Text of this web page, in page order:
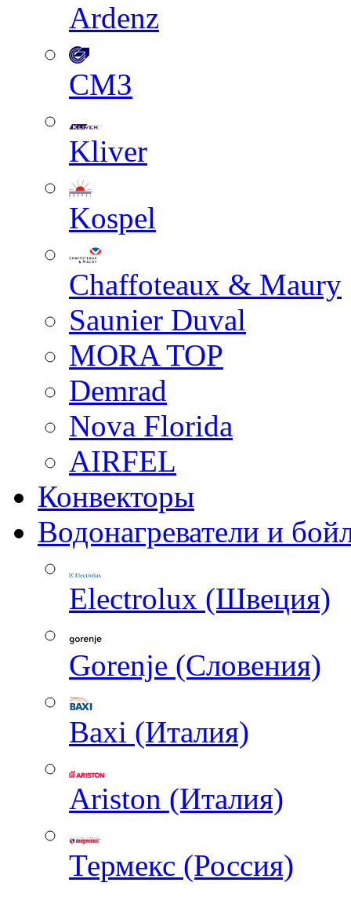
Ardenz
СМЗ
Kliver
Kospel
Chaffoteaux & Maury
Saunier Duval
MORA TOP
Demrad
Nova Florida
AIRFEL
Конвекторы
Водонагреватели и
Electrolux (Швеция)
Gorenje (Словения)
Baxi (Италия)
Ariston (Италия)
Термекс (Россия)